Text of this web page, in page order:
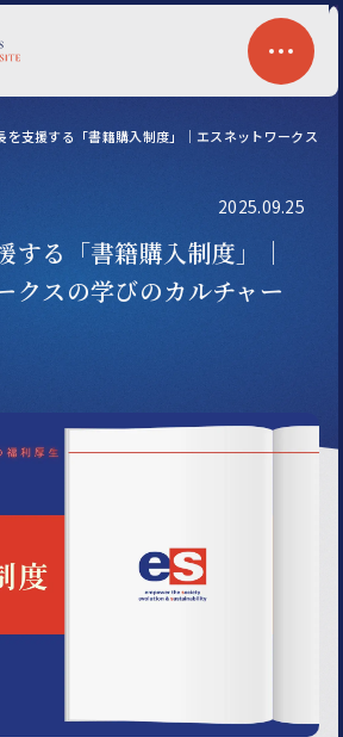
を支援する「書籍購入制度」｜エスネットワークスの
2025.09.25
する「書籍購入制度」｜
クスの学びのカルチャー